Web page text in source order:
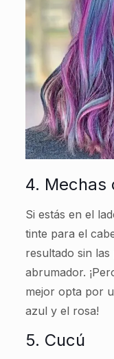
4. Mechas
Si estás en el
tinte para el
resultado sin
abrumador.
mejor opta por
azul y el rosa!
5. Cucú